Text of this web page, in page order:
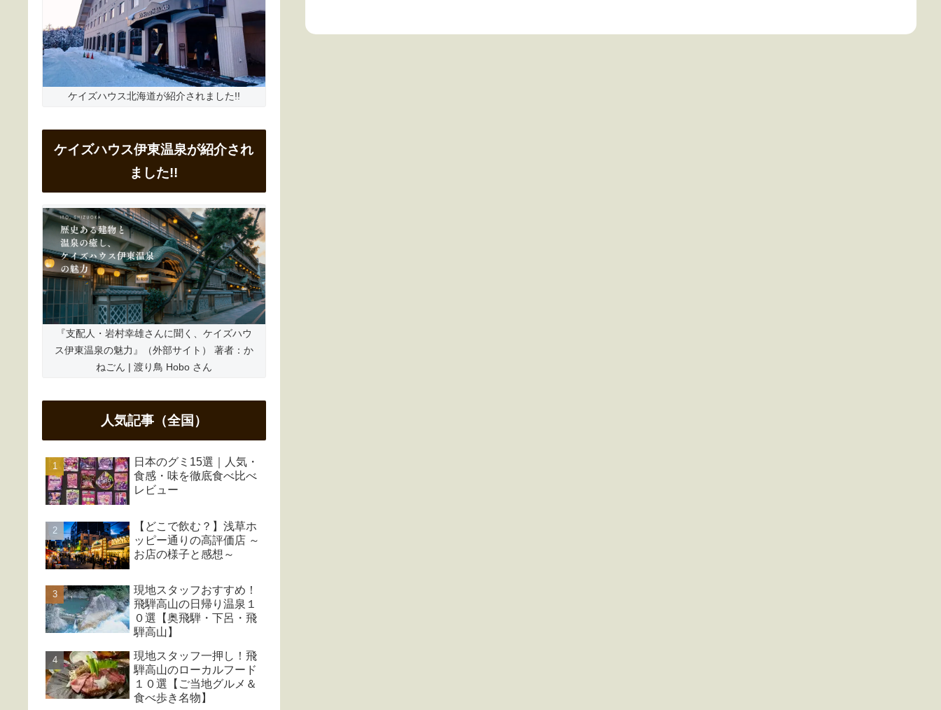
ケイズハウス北海道が紹介されました!!
ケイズハウス伊東温泉が紹介され
ました!!
『支配人・岩村幸雄さんに聞く、ケイズハウ
ス伊東温泉の魅力』（外部サイト） 著者：か
ねごん | 渡り鳥 Hobo さん
人気記事（全国）
日本のグミ15選｜人気・
食感・味を徹底食べ比べ
レビュー
【どこで飲む？】浅草ホ
ッピー通りの高評価店 ～
お店の様子と感想～
現地スタッフおすすめ！
飛騨高山の日帰り温泉１
０選【奥飛騨・下呂・飛
騨高山】
現地スタッフ一押し！飛
騨高山のローカルフード
１０選【ご当地グルメ＆
食べ歩き名物】